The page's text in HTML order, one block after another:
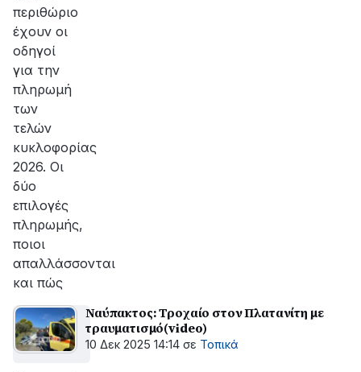
περιθώριο
έχουν οι
οδηγοί
για την
πληρωμή
των
τελών
κυκλοφορίας
2026. Οι
δύο
επιλογές
πληρωμής,
ποιοι
απαλλάσσονται
και πώς
Ναύπακτος: Τροχαίο στον Πλατανίτη με
τραυματισμό(video)
10 Δεκ 2025 14:14 σε Τοπικά